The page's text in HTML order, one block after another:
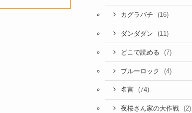
カグラバチ (16)
ダンダダン (11)
どこで読める (7)
ブルーロック (4)
名言 (74)
夜桜さん家の大作戦 (2)